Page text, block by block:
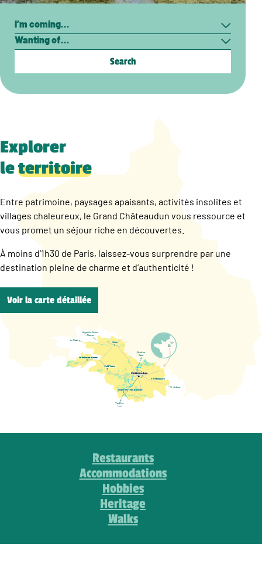
Search
Explorer
leterritoire
Entre patrimoine, paysages apaisants, activités insolites et
villages chaleureux, le Grand Châteaudun vous ressource et
vous promet un séjour riche en découvertes.
À moins d’1h30 de Paris, laissez-vous surprendre par une
destination pleine de charme et d’authenticité !
Voir la carte détaillée
Restaurants
Accommodations
Hobbies
Heritage
Walks